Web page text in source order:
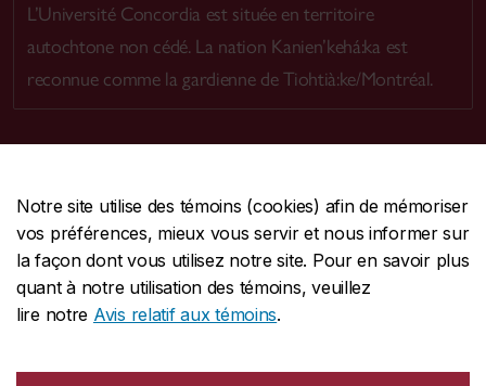
Notre site utilise des témoins (cookies) afin de mémoriser
vos préférences, mieux vous servir et nous informer sur
la façon dont vous utilisez notre site. Pour en savoir plus
quant à notre utilisation des témoins, veuillez
lire notre Avis relatif aux témoins.
L’Université Concordia est située en territoire
autochtone non cédé. La nation Kanien’kehá:ka est
reconnue comme la gardienne de Tiohtià:ke/Montréal.
CENTRALE514-848-2424
URGENCE514-848-3717
Protection et prévention | Accessibilité | Confidentialité
Conditions d'utilisation | Gérer les témoins